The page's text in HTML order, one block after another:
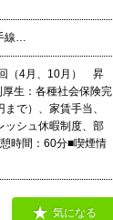
線…
（4月、10月） 昇
生：各種社会保険完
で）、家賃手当、
ッシュ休暇制度、部
時間：60分■喫煙情
気になる